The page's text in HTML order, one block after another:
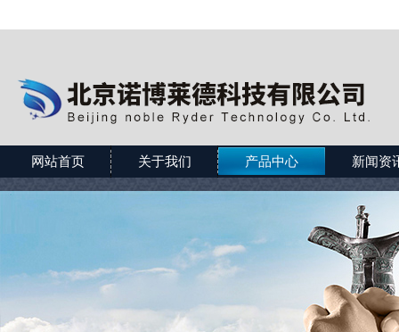
网站首页 关于我们 产品中心 新闻资